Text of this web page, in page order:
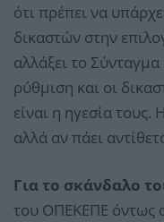
ότι πρέπει να
δικαστών στην
αλλάξει το
ρύθμιση και οι
είναι η ηγεσία
αλλά αν πάει
Για το σκάνδαλο
του ΟΠΕΚΕΠΕ όντως